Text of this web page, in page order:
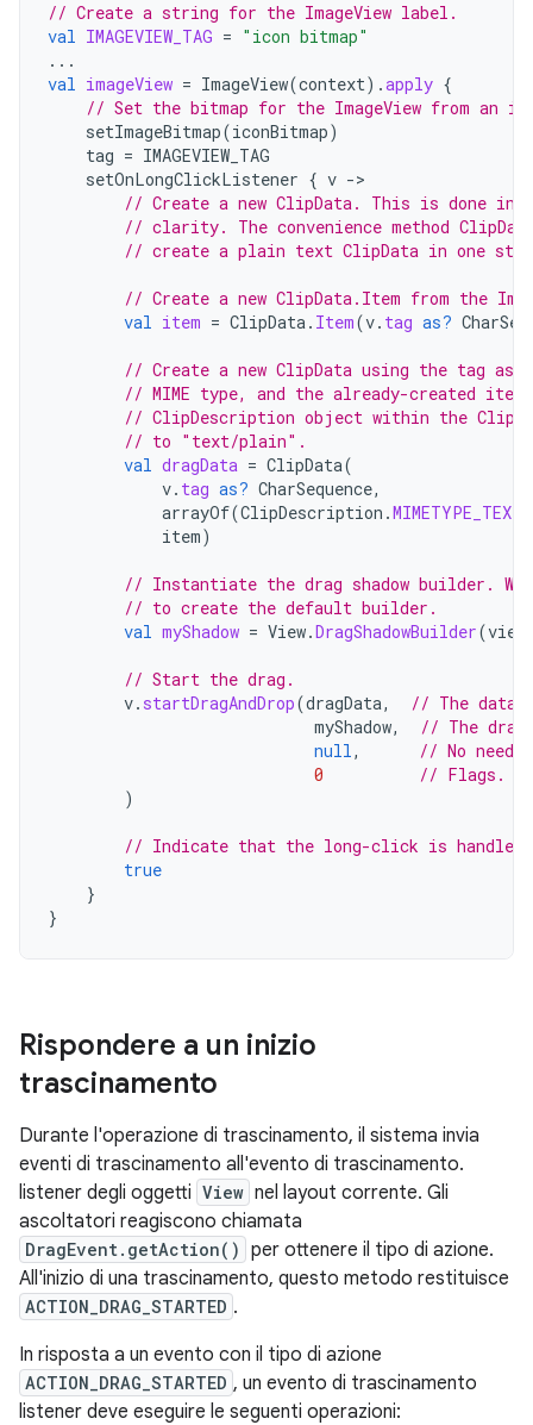
// Create a string for the ImageView label.
val IMAGEVIEW_TAG = "icon bitmap"
...
val imageView = ImageView(context).apply {
// Set the bitmap for the ImageView from an
setImageBitmap(iconBitmap)
tag = IMAGEVIEW_TAG
setOnLongClickListener { v -
// Create a new ClipData. This is done in
// clarity. The convenience method
// create a plain text ClipData in one
// Create a new ClipData.Item from the
val item = ClipData. Item(v. tag as?
// Create a new ClipData using the tag
// MIME type, and the already-created
// ClipDescription object within the
// to "text/plain".
val dragData = ClipData(
v. tag as? CharSequence,
arrayOf(ClipDescription .
item)
// Instantiate the drag shadow builder. We
// to create the default builder.
val myShadow = View.DragShadowBuilder(view
// Start the drag.
v. startDragAndDrop(dragData,
// The data
myShadow,
// The drag
null,
// No need
0
// Flags.
)
// Indicate that the long-click is handled.
true
}
}
Rispondere a un inizio
trascinamento
Durante l'operazione di trascinamento, il sistema invia
eventi di trascinamento all'evento di trascinamento.
listener degli oggetti View nel layout corrente. Gli
ascoltatori reagiscono chiamata
DragEvent.getAction() per ottenere il tipo di azione.
All'inizio di una trascinamento, questo metodo restituisce
ACTION_DRAG_STARTED .
In risposta a un evento con il tipo di azione
ACTION_DRAG_STARTED , un evento di trascinamento
listener deve eseguire le seguenti operazioni: